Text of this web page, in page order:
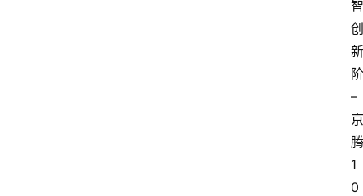
智
创
新
阶
–
京
腾
1
0